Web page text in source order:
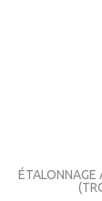
ÉTALONNAGE